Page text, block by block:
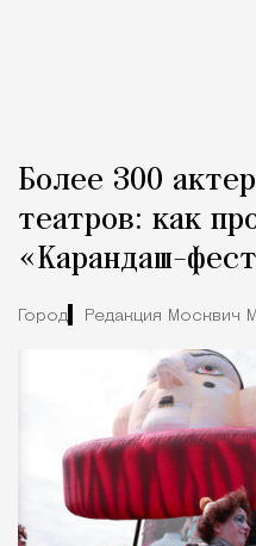
Более 300
театров: как
«Карандаш-
Город Редакция Москвич